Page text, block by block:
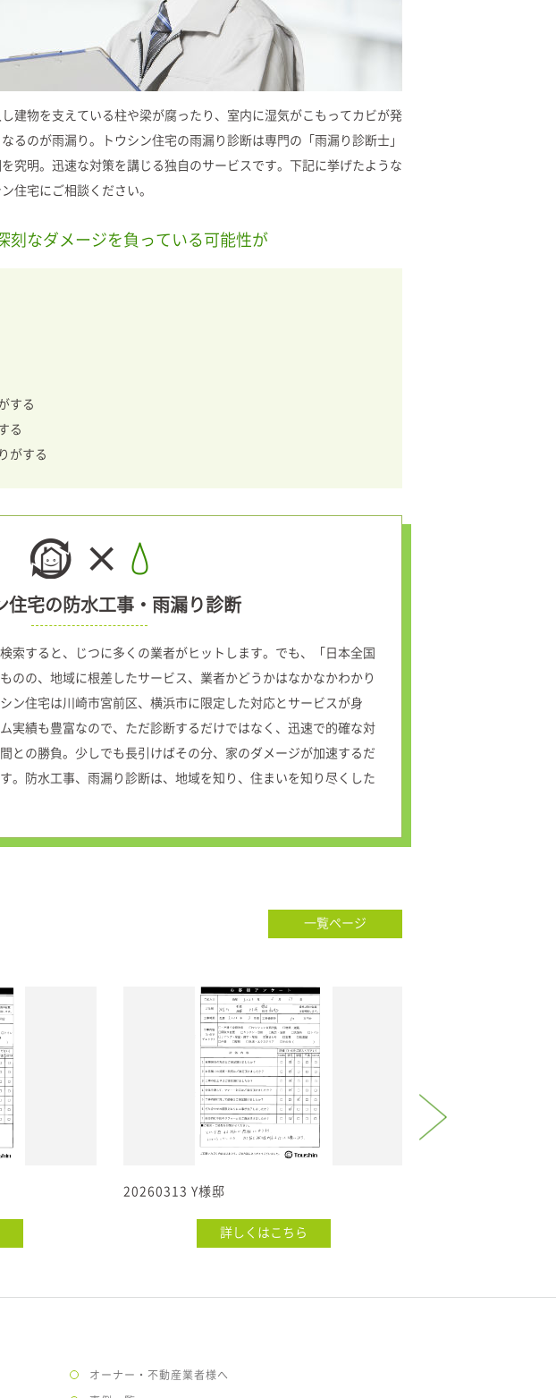
建物を支えている柱や梁が腐ったり、室内に湿気がこもってカビが発
るのが雨漏り。トウシン住宅の雨漏り診断は専門の「雨漏り診断士」
究明。迅速な対策を講じる独自のサービスです。下記に挙げたような
住宅にご相談ください。
刻なダメージを負っている可能性が
する
る
がする
住宅の防水工事・雨漏り診断
索すると、じつに多くの業者がヒットします。でも、「日本全国
のの、地域に根差したサービス、業者かどうかはなかなかわかり
ン住宅は川崎市宮前区、横浜市に限定した対応とサービスが身
実績も豊富なので、ただ診断するだけではなく、迅速で的確な対
との勝負。少しでも長引けばその分、家のダメージが加速するだ
。防水工事、雨漏り診断は、地域を知り、住まいを知り尽くした
一覧ページ
20260313 Y様邸
詳しくはこちら
オーナー・不動産業者様へ